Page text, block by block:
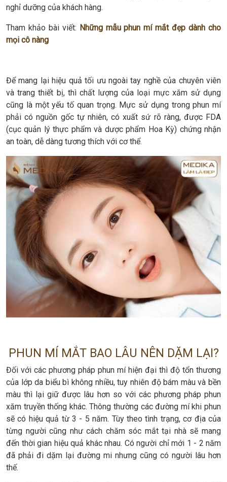
nghỉ dưỡng của khách hàng.
Tham khảo bài viết: Những mẫu phun mí mắt đẹp dành cho
mọi cô nàng
Để mang lại hiệu quả tối ưu ngoài tay nghề của chuyên viên
và trang thiết bị, thì chất lượng của loại mực xăm sử dụng
cũng là một yếu tố quan trọng. Mực sử dụng trong phun mí
phải có nguồn gốc tự nhiên, có xuất sứ rõ ràng, được FDA
(cục quản lý thực phẩm và dược phẩm Hoa Kỳ) chứng nhận
an toàn, dễ dàng tương thích với cơ thể.
PHUN MÍ MẮT BAO LÂU NÊN DẶM LẠI?
Đối với các phương pháp phun mí hiện đại thì độ tổn thương
của lớp da biểu bì không nhiều, tuy nhiên độ bám màu và bền
màu thì lại giữ được lâu hơn so với các phương pháp phun
xăm truyền thống khác. Thông thường các đường mí khi phun
sẽ có hiệu quả từ 3 - 5 năm. Tùy theo tình trạng, cơ địa của
từng người cũng như cách chăm sóc mắt tại nhà sẽ mang
đến thời gian hiệu quả khác nhau. Có người chỉ mới 1 - 2 năm
đã phải đi dặm lại đường mi nhưng cũng có người lâu hơn
thế.